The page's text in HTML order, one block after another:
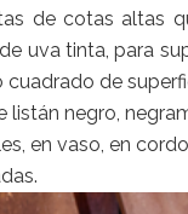
de cotas altas
uva tinta, para
cuadrado de
listán negro,
en vaso, en